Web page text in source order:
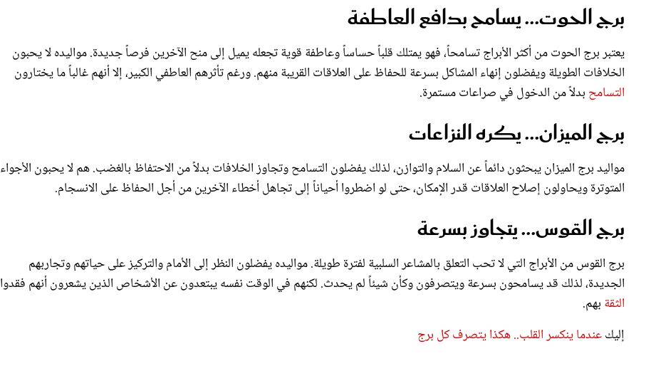
برج الحوت... يسامح بدافع العاطفة
يعتبر برج الحوت من أكثر الأبراج تسامحاً، فهو يمتلك قلباً حساساً وعاطفة قوية تجعله يميل إلى منح الآخرين فرصاً جديدة. مواليده لا يحبون
الخلافات الطويلة ويفضلون إنهاء المشاكل بسرعة للحفاظ على العلاقات القريبة منهم. ورغم تأثرهم العاطفي الكبير، إلا أنهم غالباً ما يختارون
التسامح بدلاً من الدخول في صراعات مستمرة.
برج الميزان... يكره النزاعات
مواليد برج الميزان يبحثون دائماً عن السلام والتوازن، لذلك يفضلون التسامح وتجاوز الخلافات بدلاً من الاحتفاظ بالغضب. هم لا يحبون الأجواء
المتوترة ويحاولون إصلاح العلاقات قدر الإمكان، حتى لو اضطروا أحياناً إلى تجاهل أخطاء الآخرين من أجل الحفاظ على الانسجام.
برج القوس... يتجاوز بسرعة
برج القوس من الأبراج التي لا تحب التعلق بالمشاعر السلبية لفترة طويلة. مواليده يفضلون النظر إلى الأمام والتركيز على حياتهم وتجاربهم
الجديدة، لذلك قد يسامحون بسرعة ويتصرفون وكأن شيئاً لم يحدث. لكنهم في الوقت نفسه يبتعدون عن الأشخاص الذين يشعرون أنهم فقدوا
الثقة بهم.
إليكعندما ينكسر القلب.. هكذا يتصرف كل برج